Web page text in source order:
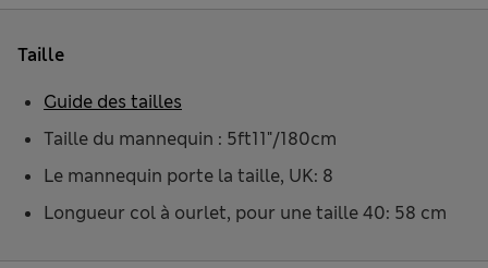
Taille
Taille du mannequin : 5ft11"/180cm
Le mannequin porte la taille, UK: 8
Longueur col à ourlet, pour une taille 40: 58 cm
Guide des tailles